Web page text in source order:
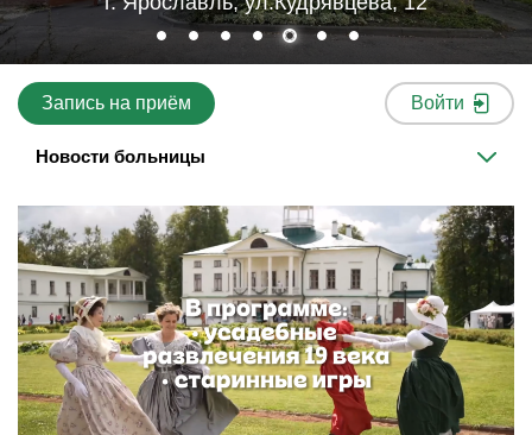
Запись на приём Войти
Новости больницы